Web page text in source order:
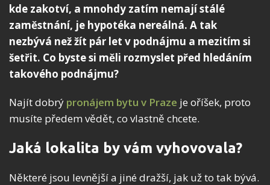
kde zakotví, a mnohdy zatím nemají stálé
zaměstnání, je hypotéka nereálná. A tak
nezbývá než žít pár let v podnájmu a mezitím si
šetřit. Co byste si měli rozmyslet před hledáním
takového podnájmu?
Najít dobrý pronájem bytu v Praze je oříšek, proto
musíte předem vědět, co vlastně chcete.
Jaká lokalita by vám vyhovovala?
Některé jsou levnější a jiné dražší, jak už to tak bývá.